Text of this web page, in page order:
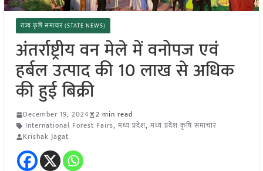
राज्य कृषि समाचार (STATE NEWS)
अंतर्राष्ट्रीय वन मेले में वनोपज एवं
हर्बल उत्पाद की 10 लाख से अधिक
की हुई बिक्री
December 19, 2024
2 min read
International Forest Fairs, मध्य प्रदेश, मध्य प्रदेश कृषि समाचार
Krishak Jagat